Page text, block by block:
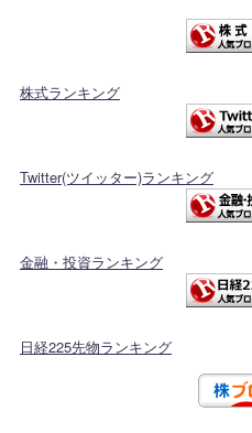
株式ランキング
Twitter(ツイッター)ランキング
金融・投資ランキング
日経225先物ランキング